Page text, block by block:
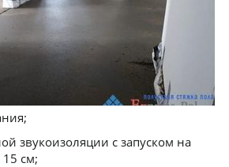
звукоизоляции с запуском на
см;